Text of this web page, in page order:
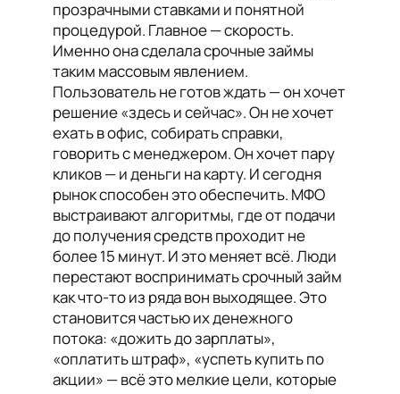
прозрачными ставками и понятной
процедурой. Главное — скорость.
Именно она сделала срочные займы
таким массовым явлением.
Пользователь не готов ждать — он хочет
решение «здесь и сейчас». Он не хочет
ехать в офис, собирать справки,
говорить с менеджером. Он хочет пару
кликов — и деньги на карту. И сегодня
рынок способен это обеспечить. МФО
выстраивают алгоритмы, где от подачи
до получения средств проходит не
более 15 минут. И это меняет всё. Люди
перестают воспринимать срочный займ
как что-то из ряда вон выходящее. Это
становится частью их денежного
потока: «дожить до зарплаты»,
«оплатить штраф», «успеть купить по
акции» — всё это мелкие цели, которые